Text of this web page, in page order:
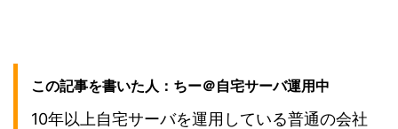
この記事を書いた人：ちー＠自宅サーバ運用中
10年以上自宅サーバを運用している普通の会社